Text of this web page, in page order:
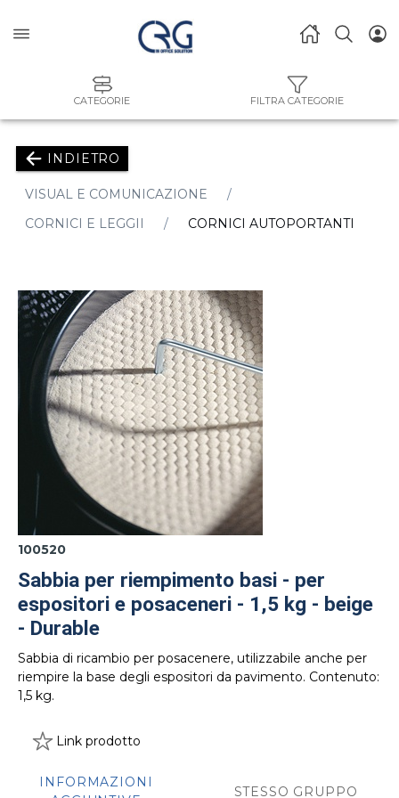
CATEGORIE FILTRA CATEGORIE
INDIETRO
VISUAL E COMUNICAZIONE
CORNICI E LEGGII
CORNICI AUTOPORTANTI
100520
Sabbia per riempimento basi - per
espositori e posaceneri - 1,5 kg - beige
- Durable
Sabbia di ricambio per posacenere, utilizzabile anche per
riempire la base degli espositori da pavimento. Contenuto:
1,5 kg.
Link prodotto
INFORMAZIONI
STESSO GRUPPO